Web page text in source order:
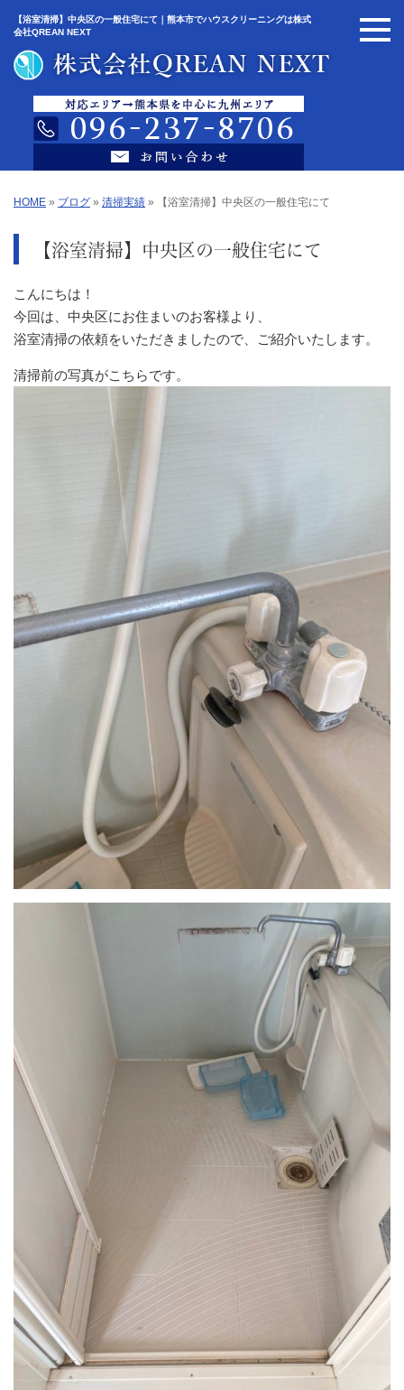
【浴室清掃】中央区の一般住宅にて｜熊本市でハウスクリーニングは株式
会社QREAN NEXT
HOME » ブログ » 清掃実績 » 【浴室清掃】中央区の一般住宅にて
【浴室清掃】中央区の一般住宅にて
こんにちは！
今回は、中央区にお住まいのお客様より、
浴室清掃の依頼をいただきましたので、ご紹介いたします。
清掃前の写真がこちらです。